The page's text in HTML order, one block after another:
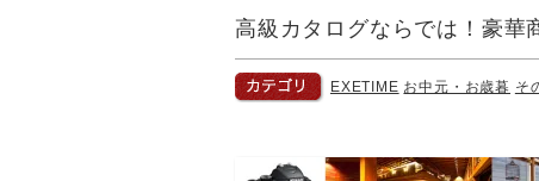
高級カタログならでは！豪華
EXETIME お中元・お歳暮 そ